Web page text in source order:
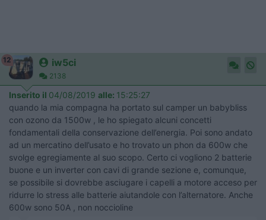
12 iw5ci
2138
Inserito il 04/08/2019 alle: 15:25:27
quando la mia compagna ha portato sul camper un babybliss
con ozono da 1500w , le ho spiegato alcuni concetti
fondamentali della conservazione dell’energia. Poi sono andato
ad un mercatino dell’usato e ho trovato un phon da 600w che
svolge egregiamente al suo scopo. Certo ci vogliono 2 batterie
buone e un inverter con cavi di grande sezione e, comunque,
se possibile si dovrebbe asciugare i capelli a motore acceso per
ridurre lo stress alle batterie aiutandole con l’alternatore. Anche
600w sono 50A , non noccioline